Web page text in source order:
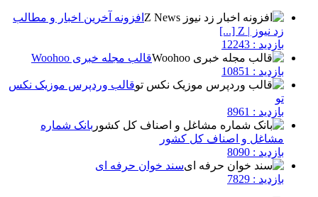
افزونه آخرین اخبار و مطالب
زد نیوز | Z [...]
بازدید : 12243
قالب مجله خبری Woohoo
بازدید : 10851
قالب وردپرس موزیک نکس
تو
بازدید : 8961
بانک شماره
مشاغل و اصناف کل کشور
بازدید : 8090
سند خوان حرفه ای
بازدید : 7829